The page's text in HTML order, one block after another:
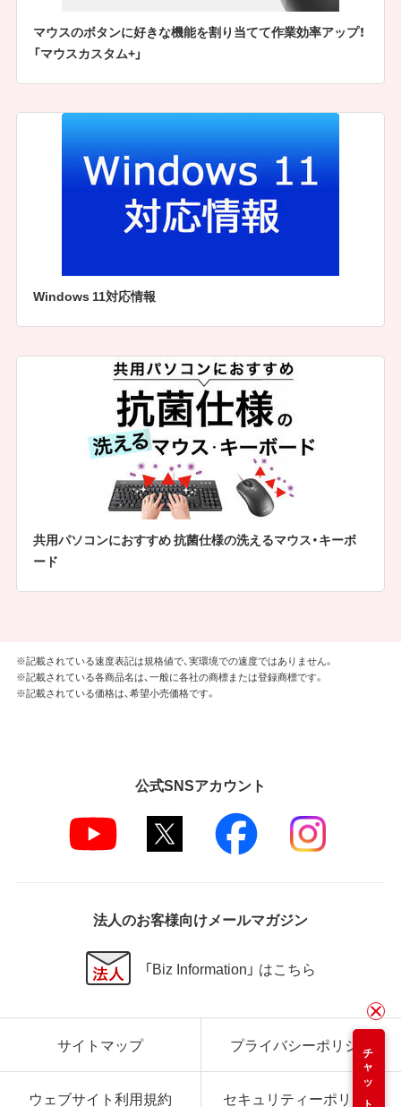
マウスのボタンに好きな機能を割り当てて作業効率アップ！
「マウスカスタム+」
Windows 11対応情報
共用パソコンにおすすめ 抗菌仕様の洗えるマウス・キーボ
ード
チャット
※記載されている速度表記は規格値で、実環境での速度ではありません。
※記載されている各商品名は、一般に各社の商標または登録商標です。
※記載されている価格は、希望小売価格です。
公式SNSアカウント
法人のお客様向けメールマガジン
「Biz Information」 はこちら
サイトマップ プライバシーポリシー
ウェブサイト利用規約 セキュリティーポリシー